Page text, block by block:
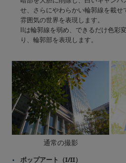
せ、さらにやわらかい輪郭線を載
雰囲気の世界を表現します。
IIは輪郭線を弱め、できるだけ色彩
り、輪郭部を表現します。
通常の撮影
ポップアート（I/II）